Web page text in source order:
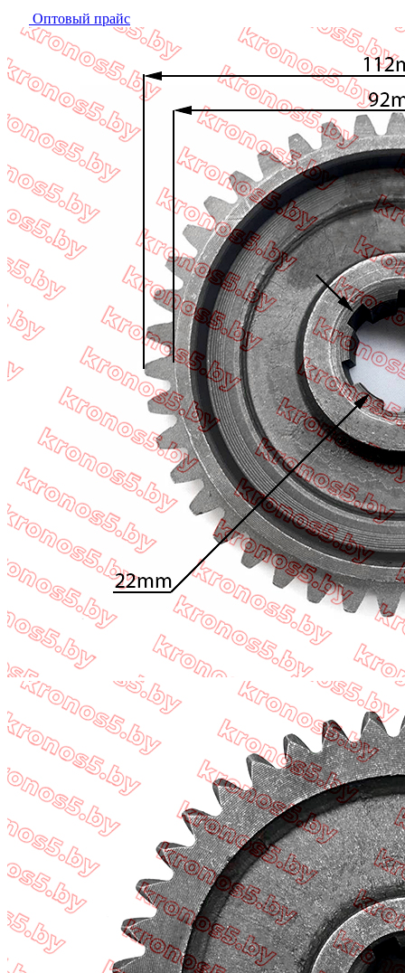
Оптовый прайс